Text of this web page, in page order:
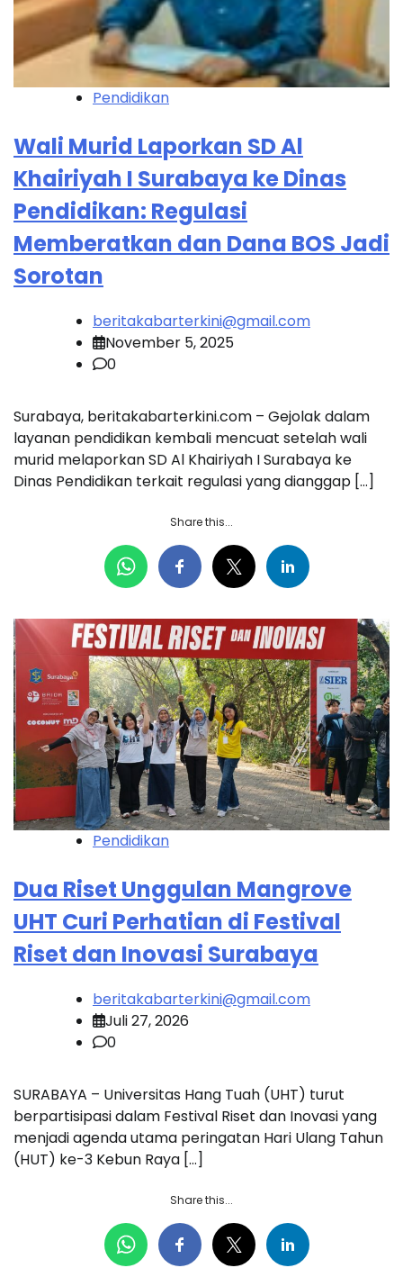
Pendidikan
Wali Murid Laporkan SD Al
Khairiyah I Surabaya ke Dinas
Pendidikan: Regulasi
Memberatkan dan Dana BOS Jadi
Sorotan
beritakabarterkini@gmail.com
November 5, 2025
0
Surabaya, beritakabarterkini.com – Gejolak dalam
layanan pendidikan kembali mencuat setelah wali
murid melaporkan SD Al Khairiyah I Surabaya ke
Dinas Pendidikan terkait regulasi yang dianggap […]
Share this...
Pendidikan
Dua Riset Unggulan Mangrove
UHT Curi Perhatian di Festival
Riset dan Inovasi Surabaya
beritakabarterkini@gmail.com
Juli 27, 2026
0
SURABAYA – Universitas Hang Tuah (UHT) turut
berpartisipasi dalam Festival Riset dan Inovasi yang
menjadi agenda utama peringatan Hari Ulang Tahun
(HUT) ke-3 Kebun Raya […]
Share this...